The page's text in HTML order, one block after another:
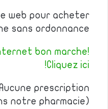
web pour acheter
sans ordonnance
bon marche!
Cliquez ici!
prescription
notre pharmacie)